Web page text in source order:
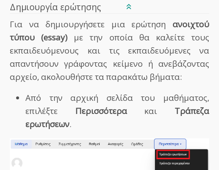
Δημιουργία ερώτησης
Για να δημιουργήσετε μια ερώτηση ανοιχτού
τύπου (essay) με την οποία θα καλείτε τους
εκπαιδευόμενους και τις εκπαιδευόμενες να
απαντήσουν γράφοντας κείμενο ή ανεβάζοντας
αρχείο, ακολουθήστε τα παρακάτω βήματα:
Από την αρχική σελίδα του μαθήματος,
επιλέξτε Περισσότερακαι Τράπεζα
ερωτήσεων.